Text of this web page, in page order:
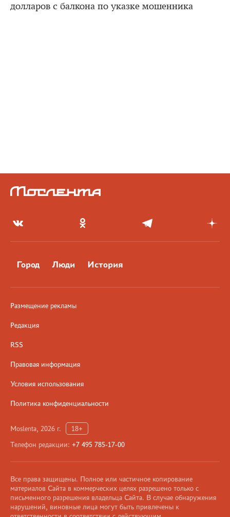
долларов с балкона по указке мошенника
Город Люди История
Размещение рекламы
Редакция
RSS
Правовая информация
Условия использования
Политика конфиденциальности
Moslenta, 2026 г.
18+
Телефон редакции: +7 495 785-17-00
Все права защищены. Полное или частичное копирование
материалов Сайта в коммерческих целях разрешено только с
письменного разрешения владельца Сайта. В случае обнаружения
нарушений, виновные лица могут быть привлечены к